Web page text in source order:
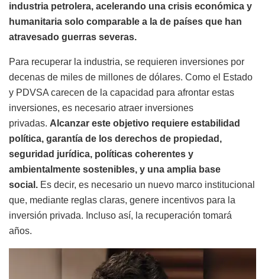
industria petrolera, acelerando una crisis económica y
humanitaria solo comparable a la de países que han
atravesado guerras severas.
Para recuperar la industria, se requieren inversiones por
decenas de miles de millones de dólares. Como el Estado
y PDVSA carecen de la capacidad para afrontar estas
inversiones, es necesario atraer inversiones
privadas. Alcanzar este objetivo requiere estabilidad
política, garantía de los derechos de propiedad,
seguridad jurídica, políticas coherentes y
ambientalmente sostenibles, y una amplia base
social. Es decir, es necesario un nuevo marco institucional
que, mediante reglas claras, genere incentivos para la
inversión privada. Incluso así, la recuperación tomará
años.